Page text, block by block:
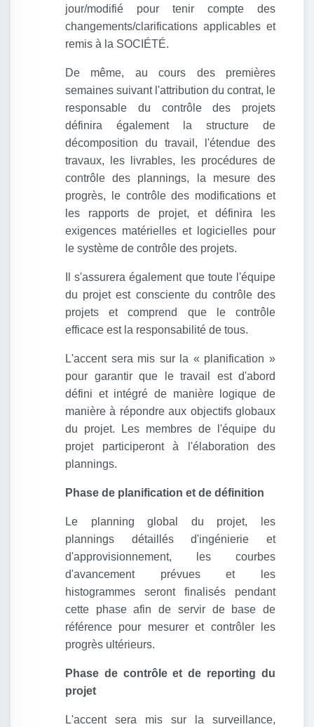
jour/modifié pour tenir compte des
changements/clarifications applicables et
remis à la SOCIÉTÉ.
De même, au cours des premières
semaines suivant l'attribution du contrat, le
responsable du contrôle des projets
définira également la structure de
décomposition du travail, l'étendue des
travaux, les livrables, les procédures de
contrôle des plannings, la mesure des
progrès, le contrôle des modifications et
les rapports de projet, et définira les
exigences matérielles et logicielles pour
le système de contrôle des projets.
Il s'assurera également que toute l'équipe
du projet est consciente du contrôle des
projets et comprend que le contrôle
efficace est la responsabilité de tous.
L'accent sera mis sur la « planification »
pour garantir que le travail est d'abord
défini et intégré de manière logique de
manière à répondre aux objectifs globaux
du projet. Les membres de l'équipe du
projet participeront à l'élaboration des
plannings.
Phase de planification et de définition
Le planning global du projet, les
plannings détaillés d'ingénierie et
d'approvisionnement, les courbes
d'avancement prévues et les
histogrammes seront finalisés pendant
cette phase afin de servir de base de
référence pour mesurer et contrôler les
progrès ultérieurs.
Phase de contrôle et de reporting du
projet
L'accent sera mis sur la surveillance,